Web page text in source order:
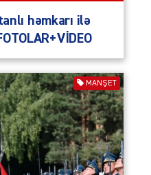
həmkarı ilə
MANŞET